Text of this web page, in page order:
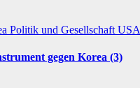
Politik und Gesellschaft USA
gegen Korea (3)